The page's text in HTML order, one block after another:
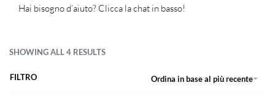
Hai bisogno d’aiuto? Clicca la chat in basso!
SHOWING ALL 4 RESULTS
Ordina in base al più recente
FILTRO